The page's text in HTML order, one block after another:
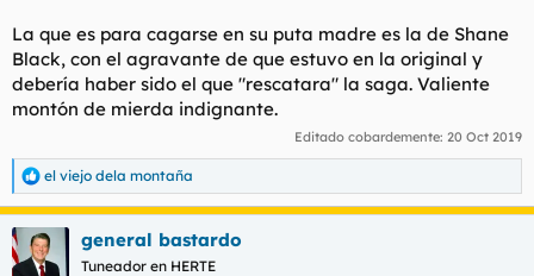
La que es para cagarse en su puta madre es la de Shane
Black, con el agravante de que estuvo en la original y
debería haber sido el que "rescatara" la saga. Valiente
montón de mierda indignante.
Editado cobardemente: 20 Oct 2019
R
e
a
c
el viejo dela montaña
general bastardo
Tuneador en HERTE